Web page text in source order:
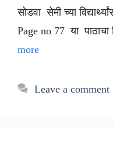
सोडवा सेमी च्या
Page no 77 या पाठाचा
more
Leave a comment